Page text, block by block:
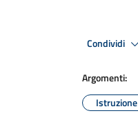
Condividi
Argomenti:
Istruzione